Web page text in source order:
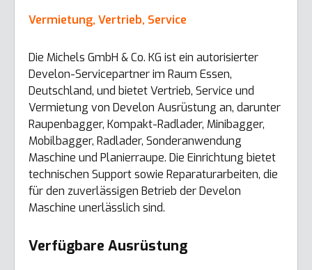
Vermietung, Vertrieb, Service
Die Michels GmbH & Co. KG ist ein autorisierter
Develon-Servicepartner im Raum Essen,
Deutschland, und bietet Vertrieb, Service und
Vermietung von Develon Ausrüstung an, darunter
Raupenbagger, Kompakt-Radlader, Minibagger,
Mobilbagger, Radlader, Sonderanwendung
Maschine und Planierraupe. Die Einrichtung bietet
technischen Support sowie Reparaturarbeiten, die
für den zuverlässigen Betrieb der Develon
Maschine unerlässlich sind.
Verfügbare Ausrüstung